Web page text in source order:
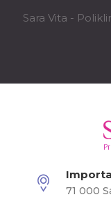
Sara Vita -
71 000